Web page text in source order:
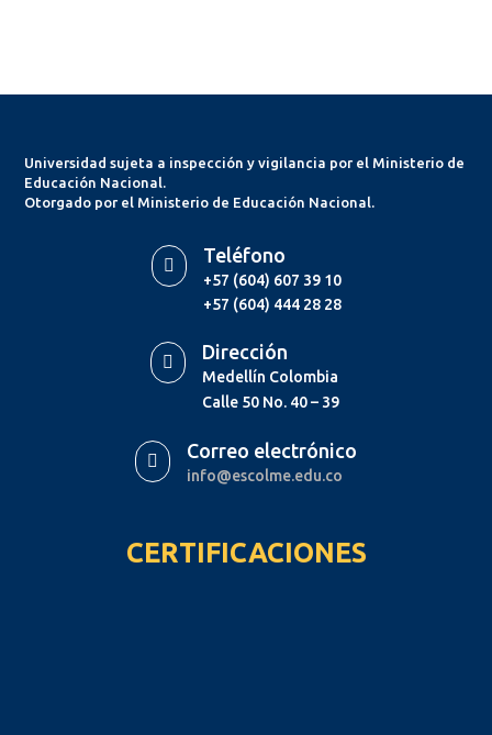
Universidad sujeta a inspección y vigilancia por el Ministerio de
Educación Nacional.
Otorgado por el Ministerio de Educación Nacional.
 Teléfono
+57 (604) 607 39 10
+57 (604) 444 28 28
 Dirección
Medellín Colombia
Calle 50 No. 40 – 39
 Correo electrónico
info@escolme.edu.co
CERTIFICACIONES